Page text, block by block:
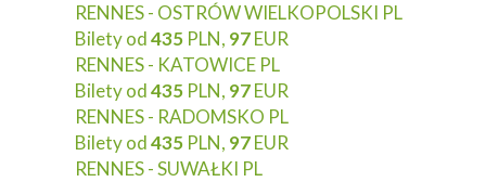
RENNES - OSTRÓW WIELKOPOLSKI PL
Bilety od435 PLN, 97EUR
RENNES - KATOWICE PL
Bilety od435 PLN, 97EUR
RENNES - RADOMSKO PL
Bilety od435 PLN, 97EUR
RENNES - SUWAŁKI PL